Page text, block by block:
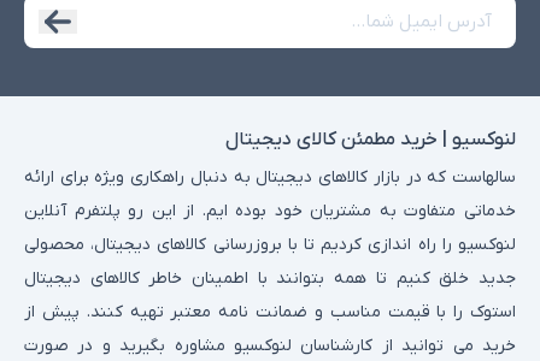
لنوکسیو | خرید مطمئن کالای دیجیتال
سالهاست که در بازار کالاهای دیجیتال به دنبال راهکاری ویژه برای ارائه
خدماتی متفاوت به مشتریان خود بوده ایم. از این رو پلتفرم آنلاین
لنوکسیو را راه اندازی کردیم تا با بروزرسانی کالاهای دیجیتال، محصولی
جدید خلق کنیم تا همه بتوانند با اطمینان خاطر کالاهای دیجیتال
استوک را با قیمت مناسب و ضمانت نامه معتبر تهیه کنند. پیش از
خرید می توانید از کارشناسان لنوکسیو مشاوره بگیرید و در صورت